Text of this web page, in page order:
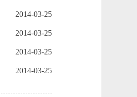
2014-03-25
2014-03-25
2014-03-25
2014-03-25